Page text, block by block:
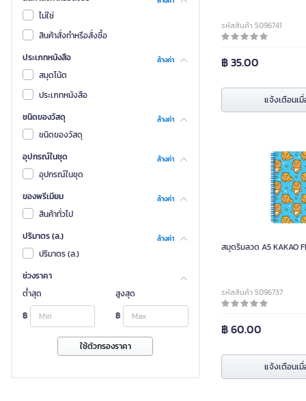
ไม่ใช่
สินค้าสั่งทำหรือสั่งซื้อ
ประเภทหนังสือ
ล้างค่า
สมุดโน้ต
ประเภทหนังสือ
ชนิดของวัสดุ
ล้างค่า
ชนิดของวัสดุ
อุปกรณ์ในชุด
ล้างค่า
อุปกรณ์ในชุด
ของพรีเมียม
ล้างค่า
สินค้าทั่วไป
ปริมาตร (ล.)
ล้างค่า
ปริมาตร (ล.)
ช่วงราคา
ต่ำสุด
฿
สูงสุด
฿
ใช้ตัวกรองราคา
รหัสสินค้า 5096741
฿ 35.00
แจ้งเตือนเ
สมุดริมลวด A5 KAKAO
รหัสสินค้า 5096737
฿ 60.00
แจ้งเตือนเ